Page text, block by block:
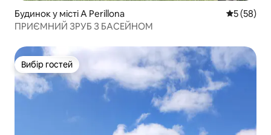
Будинок у місті A Perillona Середня
5 (58)
ПРИЄМНИЙ ЗРУБ З БАСЕЙНОМ
Вибір гостей
Вибір гостей